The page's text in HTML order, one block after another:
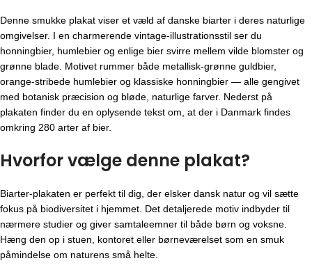
Denne smukke plakat viser et væld af danske biarter i deres naturlige
omgivelser. I en charmerende vintage-illustrationsstil ser du
honningbier, humlebier og enlige bier svirre mellem vilde blomster og
grønne blade. Motivet rummer både metallisk-grønne guldbier,
orange-stribede humlebier og klassiske honningbier — alle gengivet
med botanisk præcision og bløde, naturlige farver. Nederst på
plakaten finder du en oplysende tekst om, at der i Danmark findes
omkring 280 arter af bier.
Hvorfor vælge denne plakat?
Biarter-plakaten er perfekt til dig, der elsker dansk natur og vil sætte
fokus på biodiversitet i hjemmet. Det detaljerede motiv indbyder til
nærmere studier og giver samtaleemner til både børn og voksne.
Hæng den op i stuen, kontoret eller børneværelset som en smuk
påmindelse om naturens små helte.